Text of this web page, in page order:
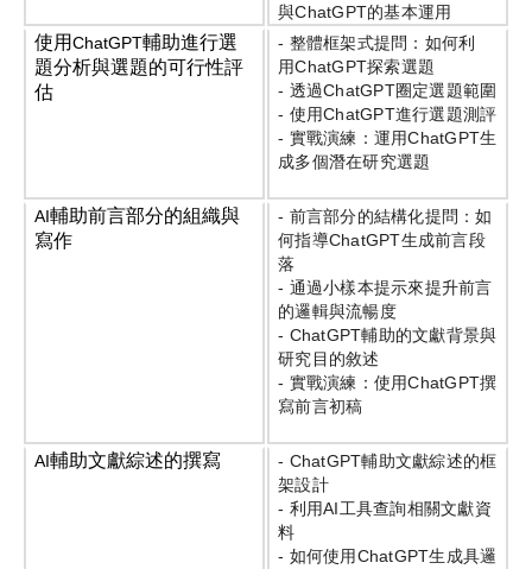
與ChatGPT的基本運用
使用ChatGPT輔助進行選
題分析與選題的可行性評
估
- 整體框架式提問：如何利
用ChatGPT探索選題
- 透過ChatGPT圈定選題範圍
- 使用ChatGPT進行選題測評
- 實戰演練：運用ChatGPT生
成多個潛在研究選題
AI輔助前言部分的組織與
寫作
- 前言部分的結構化提問：如
何指導ChatGPT生成前言段
落
- 通過小樣本提示來提升前言
的邏輯與流暢度
- ChatGPT輔助的文獻背景與
研究目的敘述
- 實戰演練：使用ChatGPT撰
寫前言初稿
AI輔助文獻綜述的撰寫 - ChatGPT輔助文獻綜述的框
架設計
- 利用AI工具查詢相關文獻資
料
- 如何使用ChatGPT生成具邏